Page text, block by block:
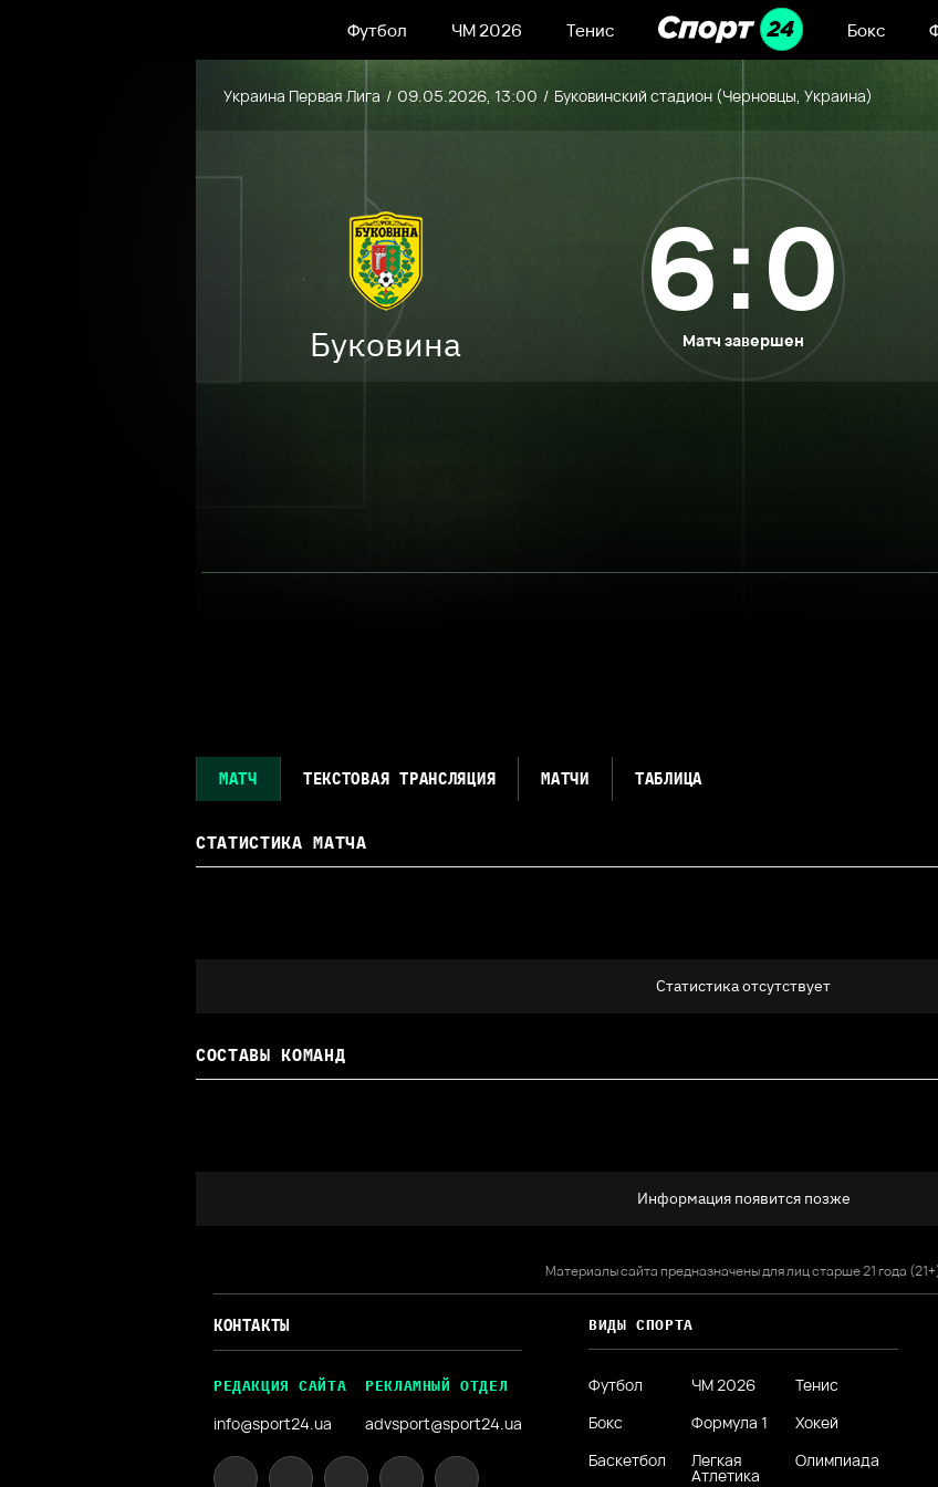
Футбол ЧМ 2026 Тенис Бокс
Украина Первая Лига 09.05.2026, 13:00 Буковинский стадион (Черновцы, Украина)
Буковина
6:0
Матч завершен
МАТЧ ТЕКСТОВАЯ ТРАНСЛЯЦИЯ МАТЧИ ТАБЛИЦА
СТАТИСТИКА МАТЧА
Статистика отсутствует
СОСТАВЫ КОМАНД
Информация появится позже
Материалы сайта предназначены для лиц старше 21 года
КОНТАКТЫ
РЕДАКЦИЯ САЙТА
info@sport24.ua
РЕКЛАМНЫЙ ОТДЕЛ
advsport@sport24.ua
ВИДЫ СПОРТА
Футбол ЧМ 2026
Тенис
Бокс
Формула 1
Хокей
Баскетбол
Легкая
Атлетика
Олимпиада